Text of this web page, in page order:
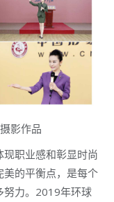
影作品
职业感和彰显时尚
的平衡点，是每个
努力。2019年环球